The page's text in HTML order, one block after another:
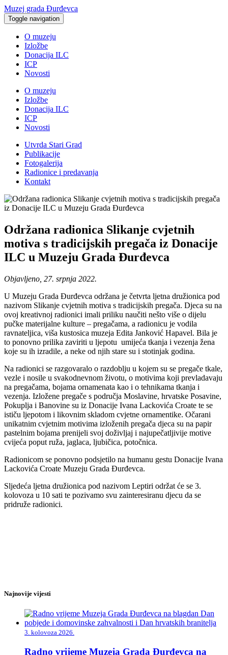
Muzej grada Đurđevca
Toggle navigation
O muzeju
Izložbe
Donacija ILC
ICP
Novosti
O muzeju
Izložbe
Donacija ILC
ICP
Novosti
Utvrda Stari Grad
Publikacije
Fotogalerija
Radionice i predavanja
Kontakt
Održana radionica Slikanje cvjetnih
motiva s tradicijskih pregača iz Donacije
ILC u Muzeju Grada Đurđevca
Objavljeno, 27. srpnja 2022.
U Muzeju Grada Đurđevca održana je četvrta ljetna družionica pod
nazivom Slikanje cvjetnih motiva s tradicijskih pregača. Djeca su na
ovoj kreativnoj radionici imali priliku naučiti nešto više o dijelu
pučke materijalne kulture – pregačama, a radionicu je vodila
ravnateljica, viša kustosica muzeja Edita Janković Hapavel. Bila je
to ponovno prilika zaviriti u ljepotu umijeća tkanja i vezenja žena
koje su ih izradile, a neke od njih stare su i stotinjak godina.
Na radionici se razgovaralo o razdoblju u kojem su se pregače tkale,
vezle i nosile u svakodnevnom životu, o motivima koji prevladavaju
na pregačama, bojama ornamenata kao i o tehnikama tkanja i
vezenja. Izložene pregače s područja Moslavine, hrvatske Posavine,
Pokuplja i Banovine su iz Donacije Ivana Lackovića Croate te se
ističu ljepotom i likovnim skladom cvjetne ornamentike. Očarani
unikatnim cvjetnim motivima izloženih pregača djeca su na papir
pastelnim bojama prenijeli svoj doživljaj i najupečatljivije motive
cvijeća poput ruža, jaglaca, ljubičica, potočnica.
Radionicom se ponovno podsjetilo na humanu gestu Donacije Ivana
Lackovića Croate Muzeju Grada Đurđevca.
Sljedeća ljetna družionica pod nazivom Leptiri održat će se 3.
kolovoza u 10 sati te pozivamo svu zainteresiranu djecu da se
pridruže radionici.
Najnovije vijesti
3. kolovoza 2026.
Radno vrijeme Muzeja Grada Đurđevca na